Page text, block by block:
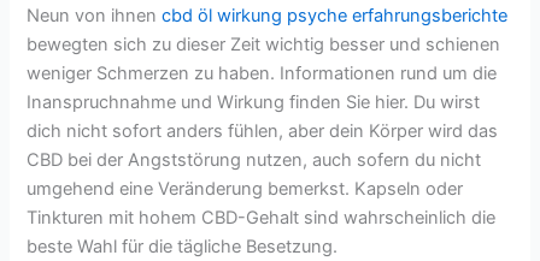
Neun von ihnencbd öl wirkung psyche erfahrungsberichte
bewegten sich zu dieser Zeit wichtig besser und schienen
weniger Schmerzen zu haben. Informationen rund um die
Inanspruchnahme und Wirkung finden Sie hier. Du wirst
dich nicht sofort anders fühlen, aber dein Körper wird das
CBD bei der Angststörung nutzen, auch sofern du nicht
umgehend eine Veränderung bemerkst. Kapseln oder
Tinkturen mit hohem CBD-Gehalt sind wahrscheinlich die
beste Wahl für die tägliche Besetzung.